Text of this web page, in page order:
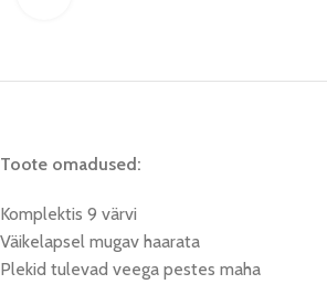
Toote omadused:
Komplektis 9 värvi
Väikelapsel mugav haarata
Plekid tulevad veega pestes maha